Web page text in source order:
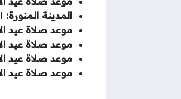
المدينة المنورة:
موعد صلاة عيد
موعد صلاة عيد
موعد صلاة عيد
موعد صلاة عيد